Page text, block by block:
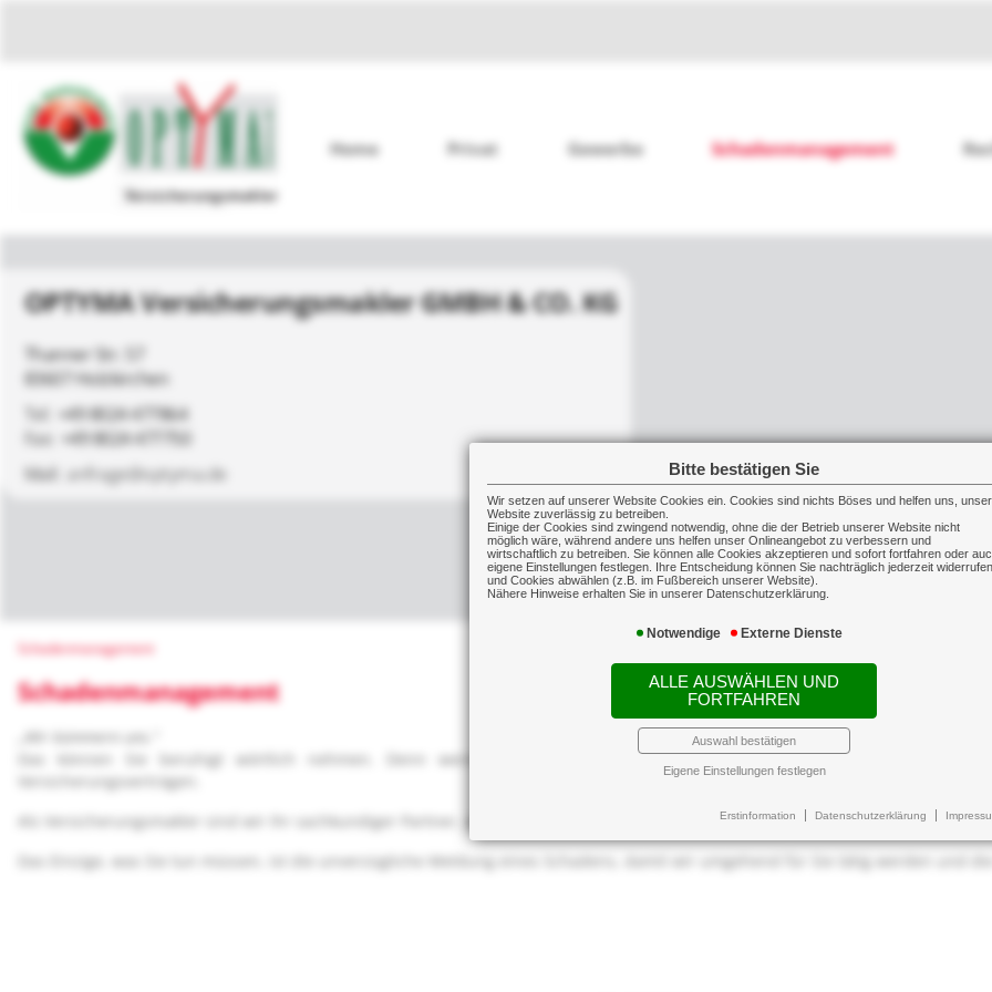
Bitte bestätigen Sie
Wir setzen auf unserer Website Cookies ein. Cookies sind nichts Böses und helfen uns,
Website zuverlässig zu betreiben.
Einige der Cookies sind zwingend notwendig, ohne die der Betrieb unserer Website nicht
möglich wäre, während andere uns helfen unser Onlineangebot zu verbessern und
wirtschaftlich zu betreiben. Sie können alle Cookies akzeptieren und sofort fortfahren oder
eigene Einstellungen festlegen. Ihre Entscheidung können Sie nachträglich jederzeit widerrufen
und Cookies abwählen (z.B. im Fußbereich unserer Website).
Nähere Hinweise erhalten Sie in unserer Datenschutzerklärung.
Notwendige Externe Dienste
ALLE AUSWÄHLEN UND
FORTFAHREN
Auswahl bestätigen
Eigene Einstellungen festlegen
Erstinformation Datenschutzerklärung
Home Privat Gewerbe Schadenmanagement
OPTYMA Versicherungsmakler GMBH & CO. KG
Thanner Str. 57
83607 Holzkirchen
+49 8024 477864
+49 8024 477750
anfrage@optyma.de
Schadenmanagement
Schadenmanagement
Das können Sie beruhigt wörtlich nehmen. Denn wenn Sie einen Versicherungsfall haben, übernehmen wir das
Versicherungsverträgen.
Als Versicherungsmakler sind wir Ihr sachkundiger Partner, stehen auf Ihrer Seite und vertreten Ihre Interessen dem Versicherer
Das Einzige, was Sie tun müssen, ist die unverzügliche Meldung eines Schadens, damit wir umgehend für Sie tätig werden und